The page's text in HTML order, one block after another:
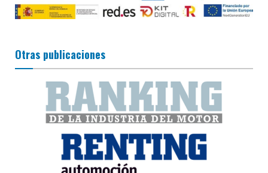
Otras publicaciones